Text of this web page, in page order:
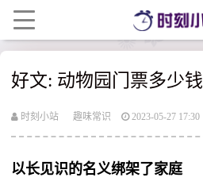
好文: 动物园门票多少钱
时刻小站 趣味常识 2023-05-27 17:30
以长见识的名义绑架了家庭